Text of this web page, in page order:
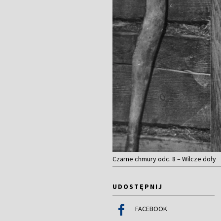
Czarne chmury odc. 8 – Wilcze doły
UDOSTĘPNIJ
FACEBOOK